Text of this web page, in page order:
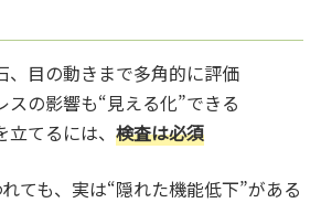
、目の動きまで多角的に評価
スの影響も“見える化”できる
立てるには、検査は必須
れても、実は“隠れた機能低下”がある